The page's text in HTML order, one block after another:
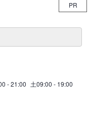
PR
- 21:00 土09:00 - 19:00